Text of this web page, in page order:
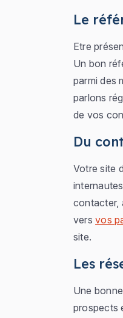
Le
Etre
Un bon
parmi des
parlons
de vos
Du
Votre site
contacter,
versvos
site.
Les
Une
prospects